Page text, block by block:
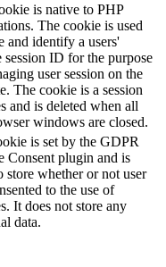
is native to PHP
The cookie is used
and identify a users'
session ID for the purpose
user session on the
The cookie is a session
and is deleted when all
windows are closed.
is set by the GDPR
Consent plugin and is
store whether or not user
to the use of
It does not store any
data.